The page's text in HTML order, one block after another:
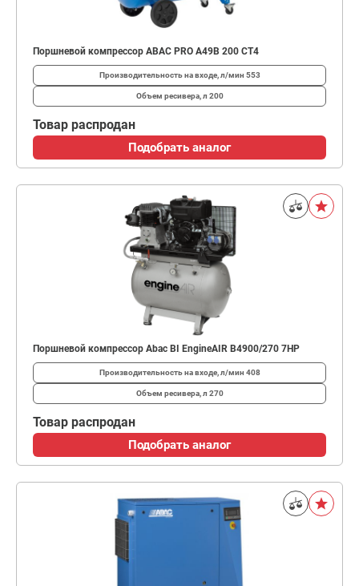
Поршневой компрессор ABAC PRO A49B 200 CT4
Производительность на входе, л/мин 553
Объем ресивера, л 200
Товар распродан
Подобрать аналог
Поршневой компрессор Abac BI EngineAIR B4900/270 7HP
Производительность на входе, л/мин 408
Объем ресивера, л 270
Товар распродан
Подобрать аналог